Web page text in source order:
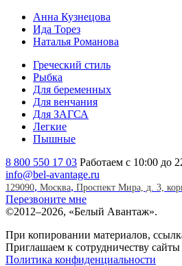
Анна Кузнецова
Ида Торез
Наталья Романова
Греческий стиль
Рыбка
Для беременных
Для венчания
Для ЗАГСА
Легкие
Пышные
8 800 550 17 03 Работаем с 10:00 до
info@bel-avantage.ru
129090, Москва, Проспект Мира, д. 3,
Перезвоните мне
©2012–2026, «Белый Авантаж».
При копировании материалов,
Приглашаем к сотрудничеству
Политика конфиденциальности